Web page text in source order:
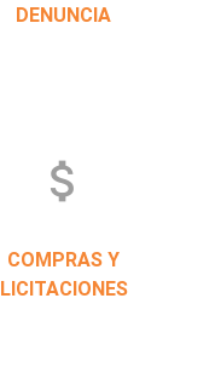
DENUNCIA
attach_money
COMPRAS Y
LICITACIONES